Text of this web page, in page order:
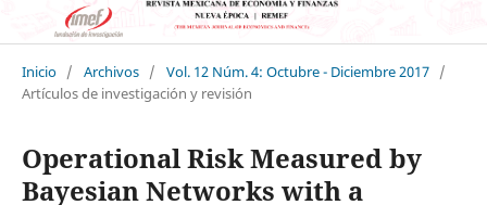
Inicio / Archivos / Vol. 12 Núm. 4: Octubre - Diciembre 2017 /
Artículos de investigación y revisión
Operational Risk Measured by
Bayesian Networks with a